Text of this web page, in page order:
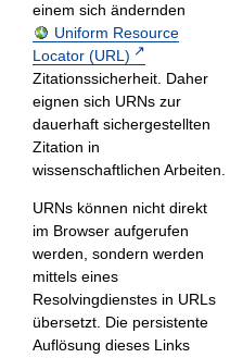
einem sich ändernden
Uniform Resource
Locator (URL)
Zitationssicherheit. Daher
eignen sich URNs zur
dauerhaft sichergestellten
Zitation in
wissenschaftlichen Arbeiten.
URNs können nicht direkt
im Browser aufgerufen
werden, sondern werden
mittels eines
Resolvingdienstes in URLs
übersetzt. Die persistente
Auflösung dieses Links